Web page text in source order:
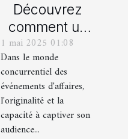
Découvrez
comment un
spectacle de
magie
transforme les
événements
professionnels
1 mai 2025 01:08
Dans le monde
concurrentiel des
événements d'affaires,
l'originalité et la
capacité à captiver son
audience...